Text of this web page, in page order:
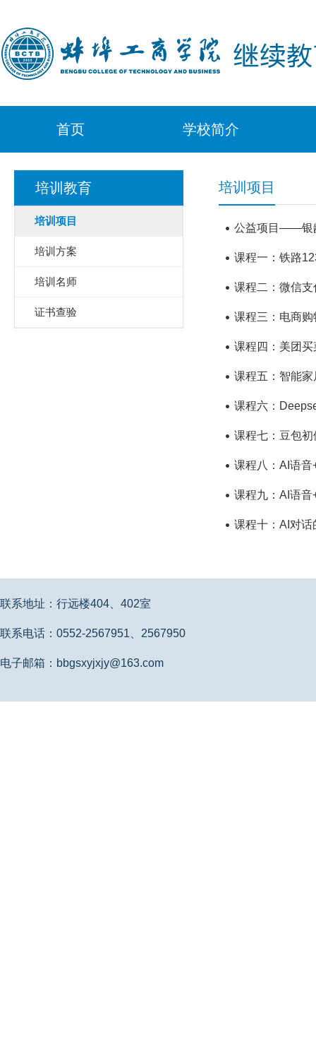
首页 学校简介
培训教育
培训项目
培训方案
培训名师
证书查验
培训项目
公益项目——银
课程一：铁路
课程二：微信支
课程三：电商购
课程四：美团
课程五：智能家
课程六：
课程七：豆包初
课程八：AI语音
课程九：AI语
课程十：AI对
联系地址：行远楼404、402室
联系电话：0552-2567951、2567950
电子邮箱：bbgsxyjxjy@163.com